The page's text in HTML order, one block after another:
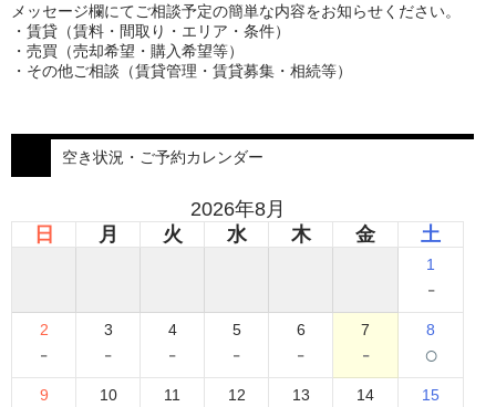
メッセージ欄にてご相談予定の簡単な内容をお知らせください。
・賃貸（賃料・間取り・エリア・条件）
・売買（売却希望・購入希望等）
・その他ご相談（賃貸管理・賃貸募集・相続等）
空き状況・ご予約カレンダー
2026年8月
日
月 火 水 木 金 土
1
-
2
-
3
-
4
-
5
-
6
-
7
-
8
○
9 10 11 12 13 14 15